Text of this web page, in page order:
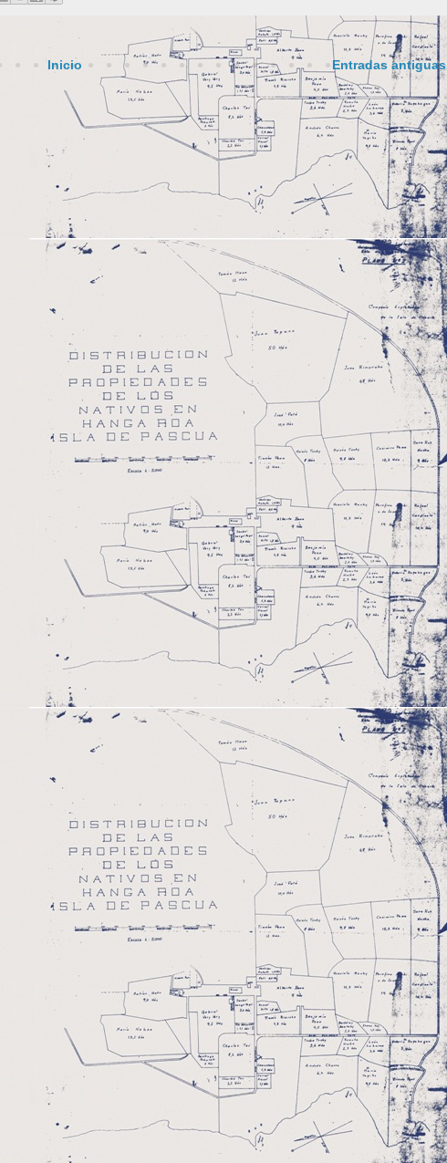
Entradas antiguas
Inicio